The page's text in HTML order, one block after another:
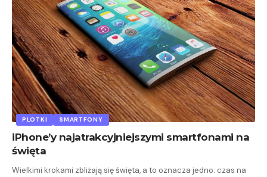
PLOTKI SMARTFONY
iPhone’y najatrakcyjniejszymi smartfonami na
święta
Wielkimi krokami zbliżają się święta, a to oznacza jedno: czas na